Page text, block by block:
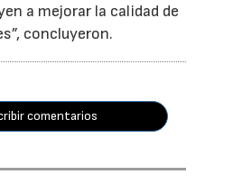
a mejorar la calidad de
concluyeron.
comentarios